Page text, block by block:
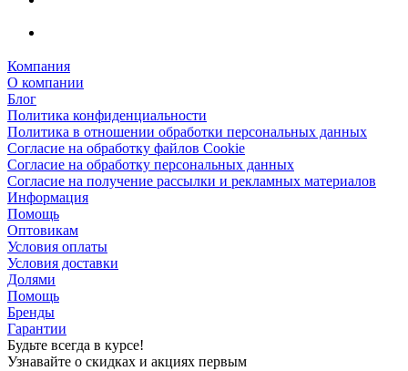
Компания
О компании
Блог
Политика конфиденциальности
Политика в отношении обработки персональных данных
Согласие на обработку файлов Cookie
Согласие на обработку персональных данных
Согласие на получение рассылки и рекламных материалов
Информация
Помощь
Оптовикам
Условия оплаты
Условия доставки
Долями
Помощь
Бренды
Гарантии
Будьте всегда в курсе!
Узнавайте о скидках и акциях первым